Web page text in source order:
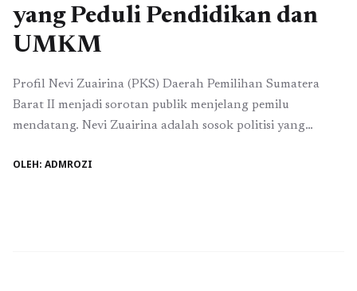
yang Peduli Pendidikan dan
UMKM
Profil Nevi Zuairina (PKS) Daerah Pemilihan Sumatera
Barat II menjadi sorotan publik menjelang pemilu
mendatang. Nevi Zuairina adalah sosok politisi yang
Dewan Perwakilan Rakyat (DPR) dari Partai Keadilan
OLEH: ADMROZI